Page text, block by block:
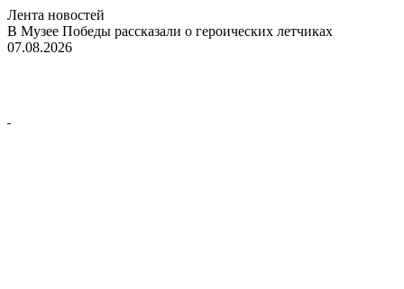
Лента новостей
В Музее Победы рассказали о героических летчиках
07.08.2026